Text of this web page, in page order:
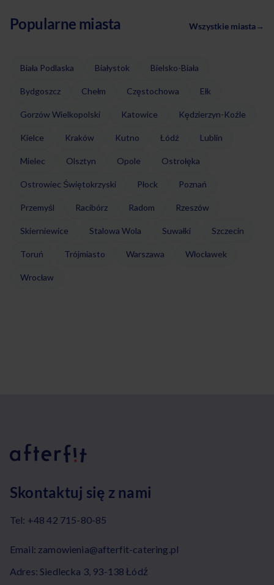
Popularne miasta Wszystkie miasta→
Biała Podlaska Białystok Bielsko-Biała
Bydgoszcz Chełm Częstochowa Ełk
Gorzów Wielkopolski Katowice Kędzierzyn-Koźle
Kielce Kraków Kutno Łódź Lublin
Mielec Olsztyn Opole Ostrołęka
Ostrowiec Świętokrzyski Płock Poznań
Przemyśl Racibórz Radom Rzeszów
Skierniewice Stalowa Wola Suwałki Szczecin
Toruń Trójmiasto Warszawa Włocławek
Wrocław
Skontaktuj się z nami
Tel: +48 42 715-80-85
Email: zamowienia@afterfit-catering.pl
Adres: Siedlecka 3, 93-138 Łódź